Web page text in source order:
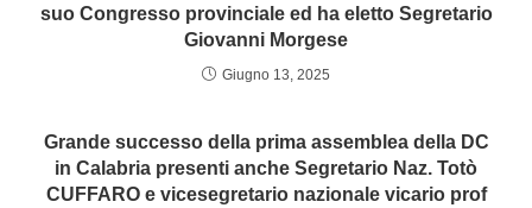
suo Congresso provinciale ed ha eletto Segretario
Giovanni Morgese
Giugno 13, 2025
Grande successo della prima assemblea della DC
in Calabria presenti anche Segretario Naz. Totò
CUFFARO e vicesegretario nazionale vicario prof